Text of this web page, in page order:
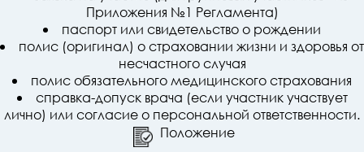
Приложения №1 Регламента)
паспорт или свидетельство о рождении
полис (оригинал) о страховании жизни и здоровья от
несчастного случая
полис обязательного медицинского страхования
справка-допуск врача (если участник участвует
лично) или согласие о персональной ответственности.
Положение